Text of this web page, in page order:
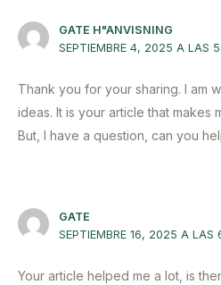
GATE H"ANVISNING
SEPTIEMBRE 4, 2025 A LAS
Thank you for your sharing. I am
ideas. It is your article that makes
But, I have a question, can you
GATE
SEPTIEMBRE 16, 2025 A LAS
Your article helped me a lot, is